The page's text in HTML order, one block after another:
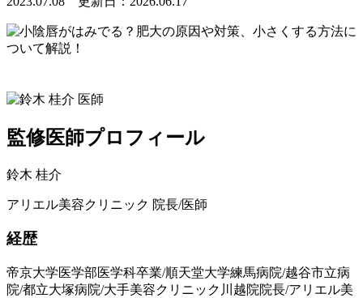
監修医師プロフィール
鈴木 桂介
アリエル美容クリニック 院長/医師
経歴
帝京大学医学部医学科卒業/順天堂大学練馬病院/越谷市立病
院/都立大塚病院/大手美容クリニック川越院院長/アリエル美